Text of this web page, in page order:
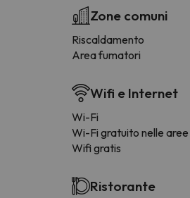
Zone comuni
Riscaldamento
Area fumatori
Wifi e Internet
Wi-Fi
Wi-Fi gratuito nelle aree
Wifi gratis
Ristorante